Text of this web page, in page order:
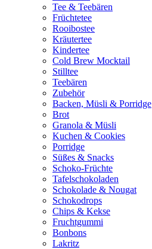
Tee & Teebären
Früchtetee
Rooibostee
Kräutertee
Kindertee
Cold Brew Mocktail
Stilltee
Teebären
Zubehör
Backen, Müsli & Porridge
Brot
Granola & Müsli
Kuchen & Cookies
Porridge
Süßes & Snacks
Schoko-Früchte
Tafelschokoladen
Schokolade & Nougat
Schokodrops
Chips & Kekse
Fruchtgummi
Bonbons
Lakritz